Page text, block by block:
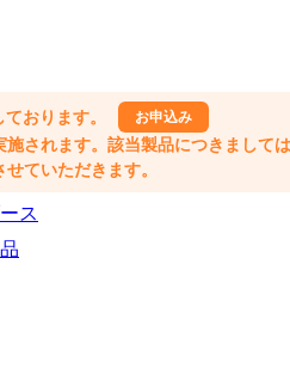
ス
おります。 お申込み
されます。該当製品につきまして
ていただきます。